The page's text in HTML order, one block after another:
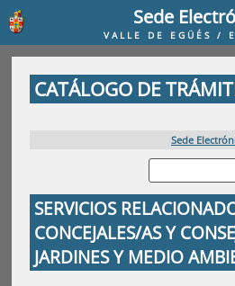
Sede
VALLE DE EGÜÉS /
CATÁLOGO DE
Sede
SERVICIOS
CONCEJALES/AS Y
JARDINES Y MEDIO